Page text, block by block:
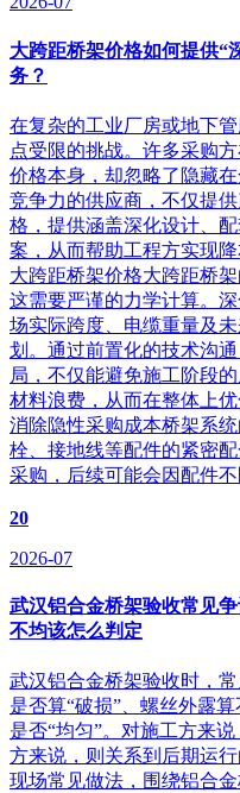
大跨距桥架价格如何提供“
务？
在复杂的工业厂房或地下
点受限的挑战。许多采购
价格本身，却忽略了隐藏
竞争力的供应商，不仅提
格，提供涵盖深化设计、
案，从而帮助工程方实现
大跨距桥架价格大跨距桥
这需要严谨的力学计算。
场实际跨度、电缆重量及
划。通过前置化的技术沟
局，不仅能避免施工阶段
材料浪费，从而在整体上
消除隐性采购成本桥架系
栓、接地线等配件的紧密
采购，后续可能会因配件
20
2026-07
武汉铝合金桥架验收常见
不均该怎么判定
武汉铝合金桥架验收时，
是否算“破损”、螺丝外露
是否“均匀”。对施工方来
方来说，则关系到后期运
现场常见做法，围绕铝合